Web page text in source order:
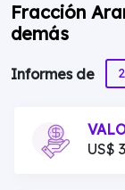
Fracción
demás
Informes de
US$